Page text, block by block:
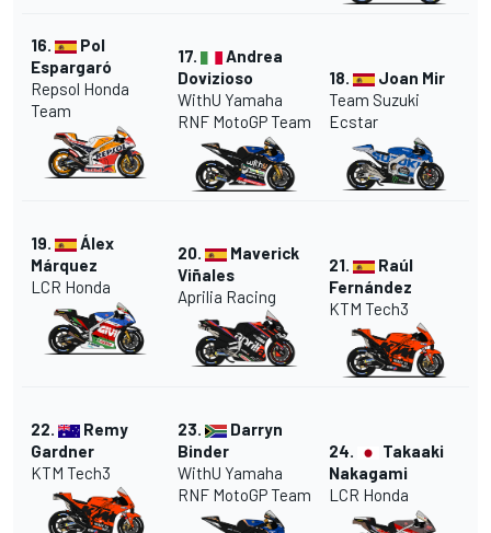
16.
Pol
Espargaró
Repsol Honda
Team
17.
Andrea
Dovizioso
WithU Yamaha
RNF MotoGP Team
18.
Joan Mir
Team Suzuki
Ecstar
19.
Álex
Márquez
LCR Honda
20.
Maverick
Viñales
Aprilia Racing
21.
Raúl
Fernández
KTM Tech3
22.
Remy
Gardner
KTM Tech3
23.
Darryn
Binder
WithU Yamaha
RNF MotoGP Team
24.
Takaaki
Nakagami
LCR Honda